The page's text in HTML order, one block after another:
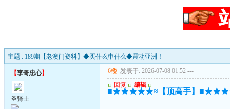
主题 : 189期【老澳门资料】◆买什么中什么◆震动亚洲！
【李哥忠心】
圣骑士
6楼 发表于: 2026-07-08 01:52 ---
u 回复 u 编辑 u
■★★★★★≈【顶高手】